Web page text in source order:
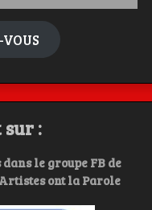
sur :
le groupe FB de
ont la Parole